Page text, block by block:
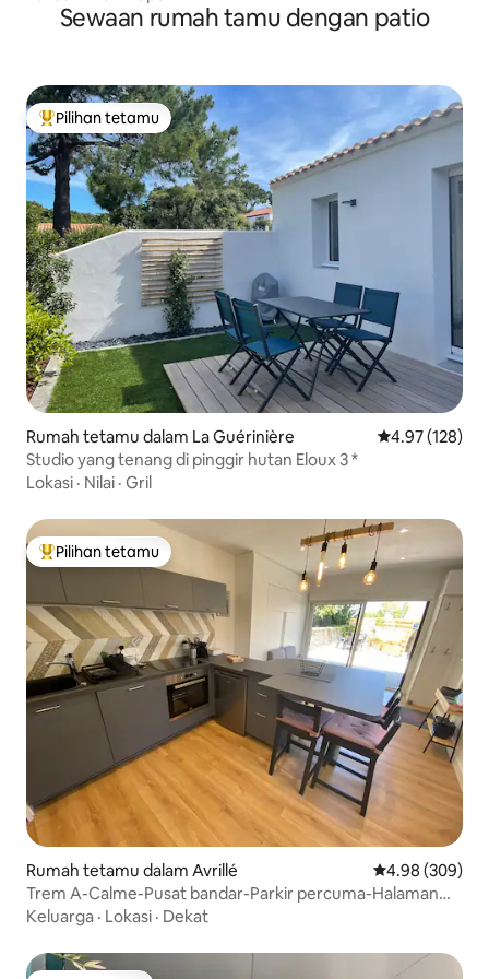
Sewaan rumah tamu dengan patio
Pilihan utama tetamu
Pilihan tetamu
Rumah tetamu dalam La Guérinière Penarafan
4.97 (128)
Studio yang tenang di pinggir hutan Eloux 3 *
Lokasi · Nilai · Gril
Pilihan utama tetamu
Pilihan tetamu
Rumah tetamu dalam Avrillé Penarafan
4.98 (309)
Trem A-Calme-Pusat bandar-Parkir percuma-Halaman
persendirian
Keluarga · Lokasi · Dekat